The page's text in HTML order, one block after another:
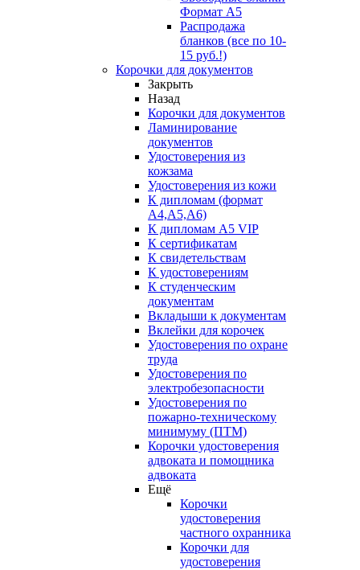
Формат А5
Распродажа
бланков (все по 10-
15 руб.!)
Корочки для документов
Закрыть
Назад
Корочки для документов
Ламинирование
документов
Удостоверения из
кожзама
Удостоверения из кожи
К дипломам (формат
А4,А5,А6)
К дипломам А5 VIP
К сертификатам
К свидетельствам
К удостоверениям
К студенческим
документам
Вкладыши к документам
Вклейки для корочек
Удостоверения по охране
труда
Удостоверения по
электробезопасности
Удостоверения по
пожарно-техническому
минимуму (ПТМ)
Корочки удостоверения
адвоката и помощника
адвоката
Ещё
Корочки
удостоверения
частного охранника
Корочки для
удостоверения